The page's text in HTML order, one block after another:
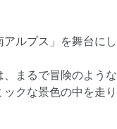
ルプス」を舞台に
まるで冒険のよう
クな景色の中を走り